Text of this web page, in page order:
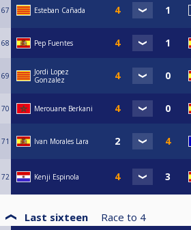
67 Esteban Cañada
68 Pep Fuentes
69
Jordi Lopez
Gonzalez
70 Merouane Berkani
71 Ivan Morales Lara
72 Kenji Espinola
Last sixteen Race to 4